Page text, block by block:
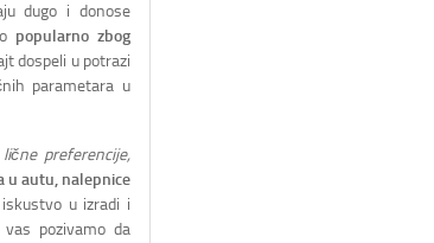
dugo i donose
popularno zbog
dospeli u potrazi
parametara u
preferencije,
u autu, nalepnice
u izradi i
pozivamo da